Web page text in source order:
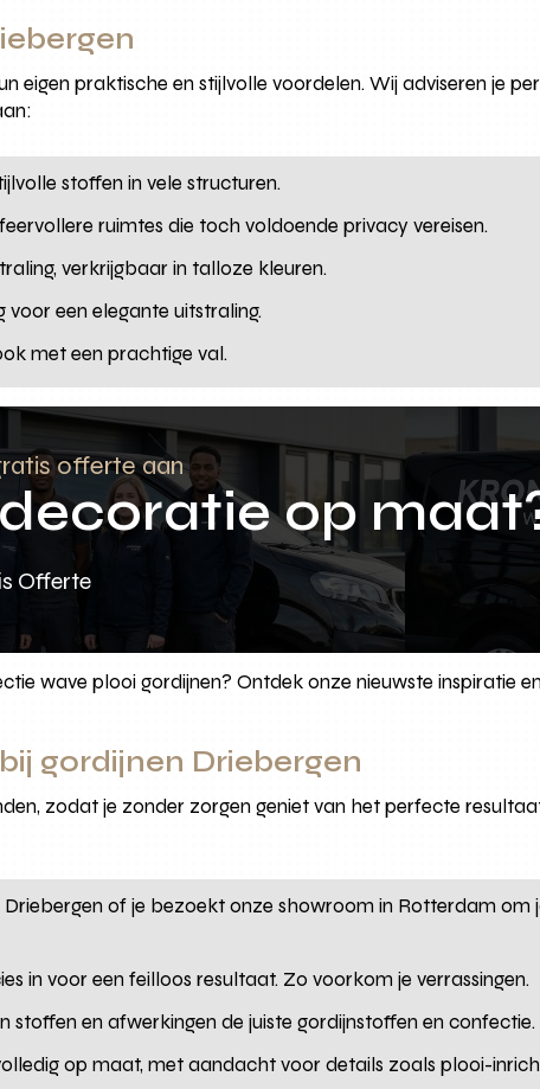
eigen praktische en stijlvolle voordelen. Wij adviseren je
stoffen in vele structuren.
ruimtes die toch voldoende privacy vereisen.
verkrijgbaar in talloze kleuren.
een elegante uitstraling.
met een prachtige val.
offerte aan
op
Offerte
wave plooi gordijnen? Ontdek onze nieuwste inspiratie
gordijnen Driebergen
zodat je zonder zorgen geniet van het perfecte
Driebergen of je bezoekt onze showroom in Rotterdam om
in voor een feilloos resultaat. Zo voorkom je verrassingen.
stoffen en afwerkingen de juiste gordijnstoffen en confectie.
op maat, met aandacht voor details zoals plooi-